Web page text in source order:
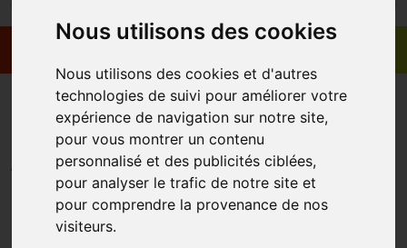
Nous utilisons des cookies
Nous utilisons des cookies et d'autres
technologies de suivi pour améliorer votre
expérience de navigation sur notre site,
pour vous montrer un contenu
personnalisé et des publicités ciblées,
pour analyser le trafic de notre site et
pour comprendre la provenance de nos
visiteurs.
Ciseaux Poil Nez-oreille 06255 1
Pièce
PHARMEX